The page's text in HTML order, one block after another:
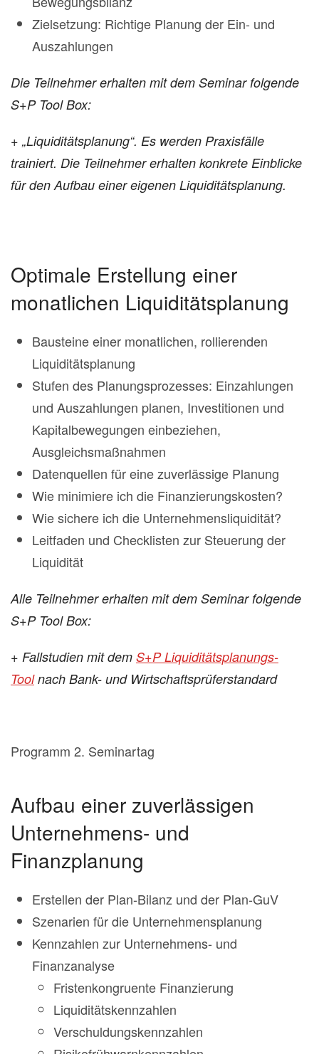
Zielsetzung: Richtige Planung der Ein- und
Auszahlungen
Die Teilnehmer erhalten mit dem Seminar folgende
S+P Tool Box:
+ „Liquiditätsplanung“. Es werden Praxisfälle
trainiert. Die Teilnehmer erhalten konkrete Einblicke
für den Aufbau einer eigenen Liquiditätsplanung.
Optimale Erstellung einer
monatlichen Liquiditätsplanung
Bausteine einer monatlichen, rollierenden
Liquiditätsplanung
Stufen des Planungsprozesses: Einzahlungen
und Auszahlungen planen, Investitionen und
Kapitalbewegungen einbeziehen,
Ausgleichsmaßnahmen
Datenquellen für eine zuverlässige Planung
Wie minimiere ich die Finanzierungskosten?
Wie sichere ich die Unternehmensliquidität?
Leitfaden und Checklisten zur Steuerung der
Liquidität
Alle Teilnehmer erhalten mit dem Seminar folgende
S+P Tool Box:
+ Fallstudien mit dem S+P Liquiditätsplanungs-
Toolnach Bank- und Wirtschaftsprüferstandard
Programm 2. Seminartag
Aufbau einer zuverlässigen
Unternehmens- und
Finanzplanung
Erstellen der Plan-Bilanz und der Plan-GuV
Szenarien für die Unternehmensplanung
Kennzahlen zur Unternehmens- und
Finanzanalyse
Fristenkongruente Finanzierung
Liquiditätskennzahlen
Verschuldungskennzahlen